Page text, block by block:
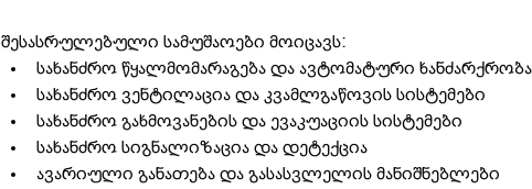
შესასრულებული სამუშაოები მოიცავს:
სახანძრო წყალმომარაგება და ავტომატური ხანძარქრობა
სახანძრო ვენტილაცია და კვამლგაწოვის სისტემები
სახანძრო გახმოვანების და ევაკუაციის სისტემები
სახანძრო სიგნალიზაცია და დეტექცია
ავარიული განათება და გასასვლელის მანიშნებლები